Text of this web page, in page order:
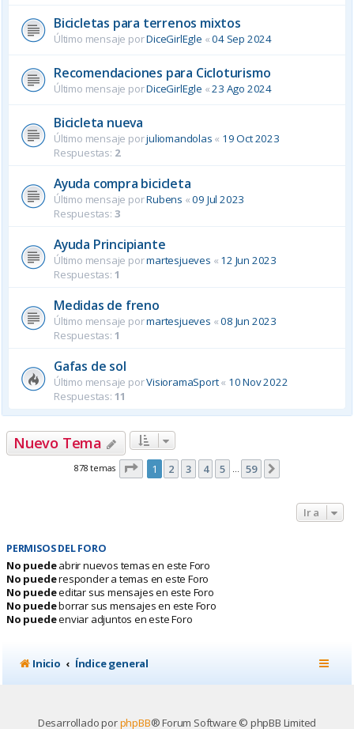
Bicicletas para terrenos mixtos
Último mensaje porDiceGirlEgle «04 Sep 2024
Recomendaciones para Cicloturismo
Último mensaje porDiceGirlEgle «23 Ago 2024
Bicicleta nueva
Último mensaje porjuliomandolas « 19 Oct 2023
Respuestas: 2
Ayuda compra bicicleta
Último mensaje porRubens «09 Jul 2023
Respuestas: 3
Ayuda Principiante
Último mensaje pormartesjueves « 12 Jun 2023
Respuestas: 1
Medidas de freno
Último mensaje pormartesjueves «08 Jun 2023
Respuestas: 1
Gafas de sol
Último mensaje porVisioramaSport« 10 Nov 2022
Respuestas: 11
Nuevo Tema
878 temas Página de 59
1 2 3 4 5 … 59
Ir a
PERMISOS DEL FORO
No puedeabrir nuevos temas en este Foro
No puederesponder a temas en este Foro
No puedeeditar sus mensajes en este Foro
No puedeborrar sus mensajes en este Foro
No puedeenviar adjuntos en este Foro
Inicio Índice general
Desarrollado porphpBB® Forum Software © phpBB Limited